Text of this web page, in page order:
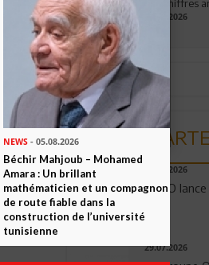
Envoyer
aux chiffres
09.07.2026
04.08.2026
OPPO
29.07.2026
NEWS- 05.08.2026
Béchir Mahjoub – Mohamed
Amara : Un brillant
mathématicien et un compagnon
de route fiable dans la
construction de l’université
tunisienne